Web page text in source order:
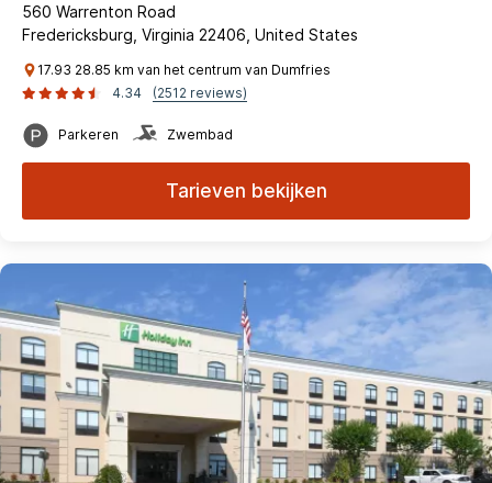
560 Warrenton Road
Fredericksburg, Virginia 22406, United States
17.93 28.85 km van het centrum van Dumfries
4.34
(2512 reviews)
Parkeren Zwembad
Tarieven bekijken